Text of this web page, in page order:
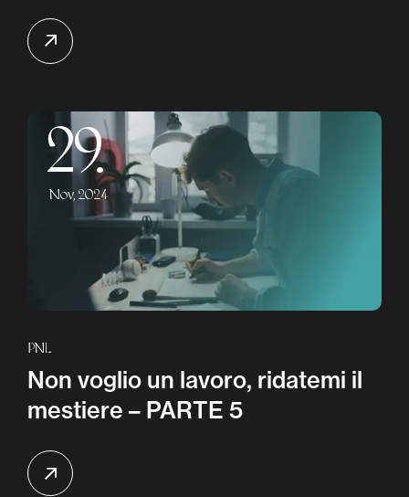
29.
Nov, 2024
PNL
Non voglio un lavoro, ridatemi il
mestiere – PARTE 5